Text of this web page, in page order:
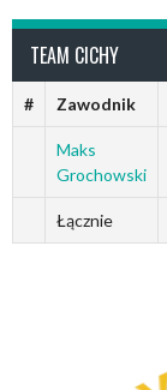
TEAM CICHY
# Zawodnik
Maks
Grochowski
Łącznie